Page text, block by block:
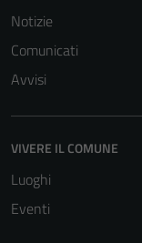
Notizie
Comunicati
Avvisi
VIVERE IL COMUNE
Luoghi
Eventi